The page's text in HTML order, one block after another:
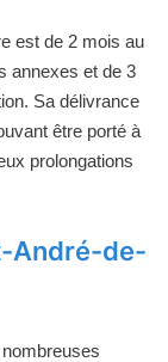
est de 2 mois au
annexes et de 3
Sa délivrance
être porté à
prolongations
André-de-